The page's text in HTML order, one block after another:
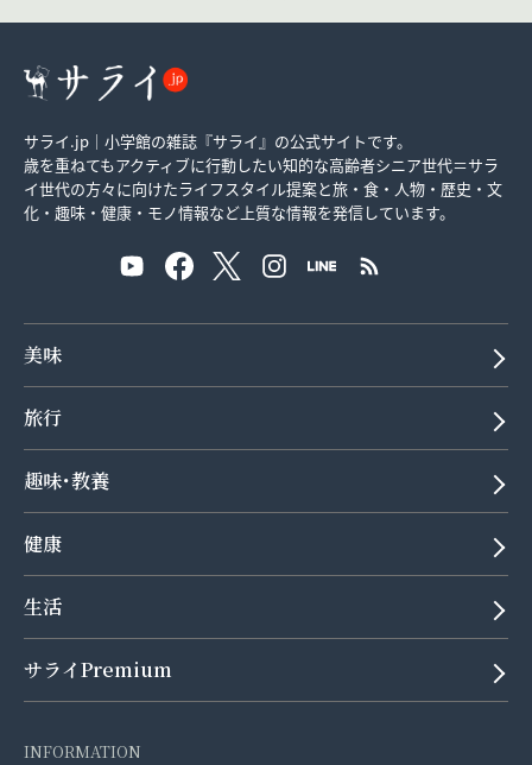
サライ.jp｜小学館の雑誌『サライ』の公式サイトです。
歳を重ねてもアクティブに行動したい知的な高齢者シニア世代＝サラ
イ世代の方々に向けたライフスタイル提案と旅・食・人物・歴史・文
化・趣味・健康・モノ情報など上質な情報を発信しています。
美味
旅行
趣味･教養
健康
生活
サライPremium
INFORMATION